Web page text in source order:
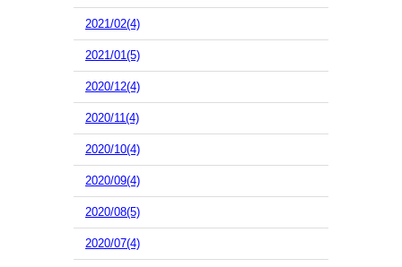
2021/02(4)
2021/01(5)
2020/12(4)
2020/11(4)
2020/10(4)
2020/09(4)
2020/08(5)
2020/07(4)